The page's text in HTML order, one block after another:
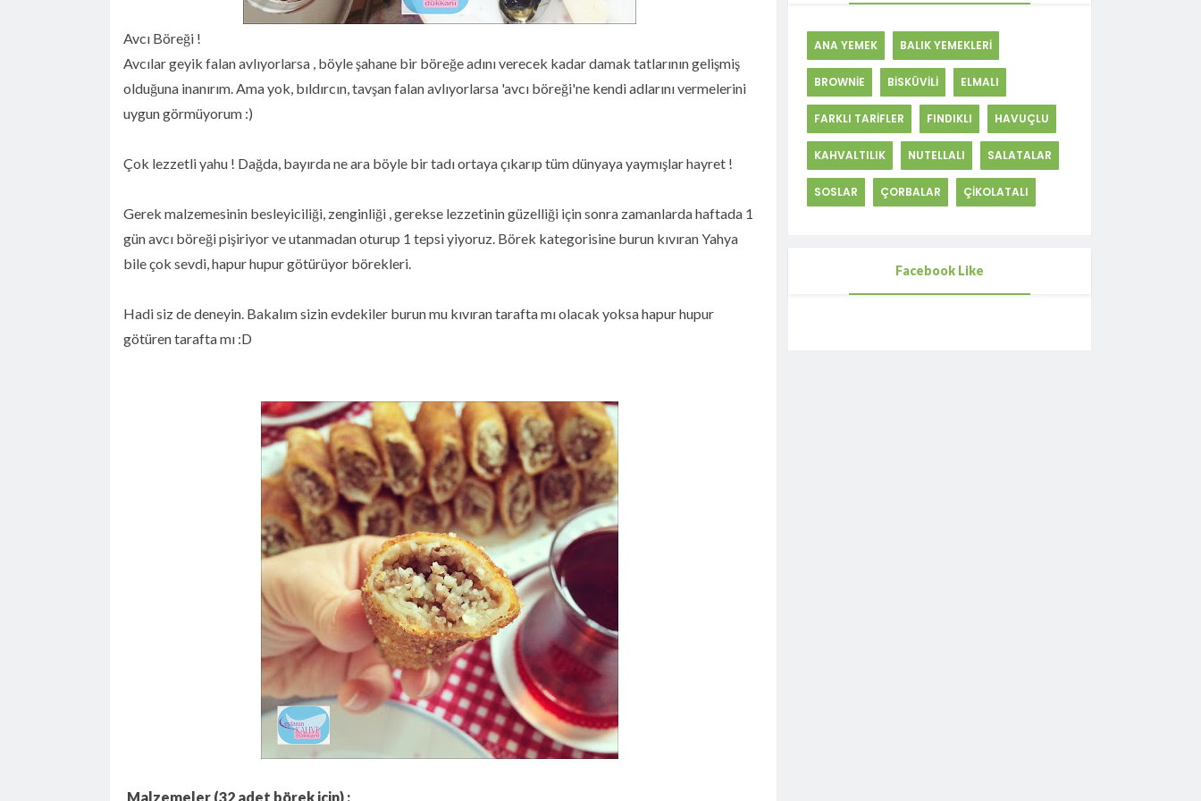
Avcı Böreği !
Avcılar geyik falan avlıyorlarsa , böyle şahane bir böreğe adını verecek kadar damak tatlarının gelişmiş
olduğuna inanırım. Ama yok, bıldırcın, tavşan falan avlıyorlarsa 'avcı böreği'ne kendi adlarını vermelerini
uygun görmüyorum :)
Çok lezzetli yahu ! Dağda, bayırda ne ara böyle bir tadı ortaya çıkarıp tüm dünyaya yaymışlar hayret !
Gerek malzemesinin besleyiciliği, zenginliği , gerekse lezzetinin güzelliği için sonra zamanlarda haftada 1
gün avcı böreği pişiriyor ve utanmadan oturup 1 tepsi yiyoruz. Börek kategorisine burun kıvıran Yahya
bile çok sevdi, hapur hupur götürüyor börekleri.
Hadi siz de deneyin. Bakalım sizin evdekiler burun mu kıvıran tarafta mı olacak yoksa hapur hupur
götüren tarafta mı :D
Malzemeler (32 adet börek için) :
ANA YEMEK BALIK YEMEKLERİ
BROWNİE BİSKÜVİLİ ELMALI
FARKLI TARİFLER FINDIKLI HAVUÇLU
KAHVALTILIK NUTELLALI SALATALAR
SOSLAR ÇORBALAR ÇİKOLATALI
Facebook Like